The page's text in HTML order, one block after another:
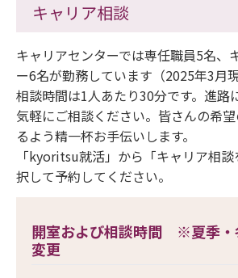
キャリア相談
キャリアセンターでは専任職員5名、
ー6名が勤務しています（2025年3月現
相談時間は1人あたり30分です。進路
気軽にご相談ください。皆さんの希
るよう精一杯お手伝いします。
「kyoritsu就活」から「キャリア相
択して予約してください。
開室および相談時間 ※夏季・
変更